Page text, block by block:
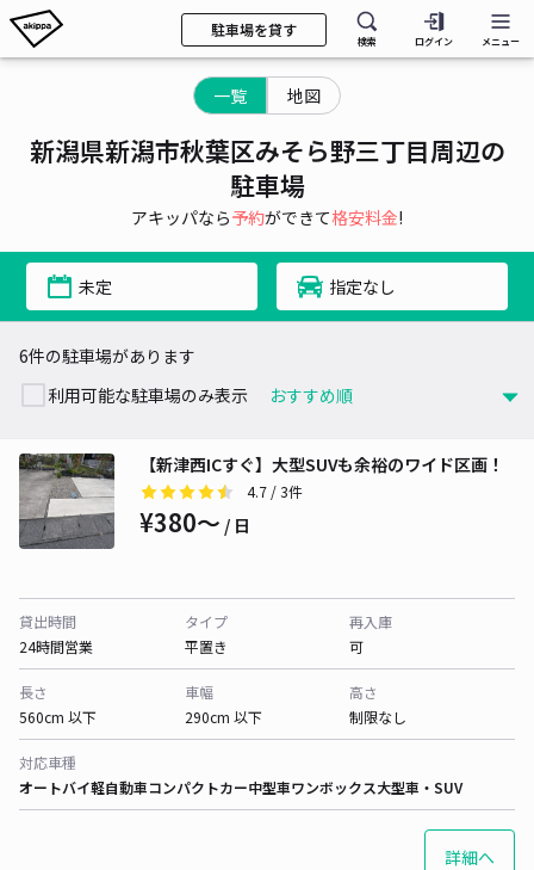
駐車場を貸す
検索 ログイン メニュー
一覧 地図
新潟県新潟市秋葉区みそら野三丁目周辺の
駐車場
アキッパなら予約ができて格安料金!
未定 指定なし
6件の駐車場があります
利用可能な駐車場のみ表示
【新津西ICすぐ】大型SUVも余裕のワイド区画！
4.7 / 3件
¥380〜 / 日
貸出時間
24時間営業
タイプ
平置き
再入庫
可
長さ
560cm 以下
車幅
290cm 以下
高さ
制限なし
対応車種
オートバイ軽自動車コンパクトカー中型車ワンボックス大型車・SUV
詳細へ